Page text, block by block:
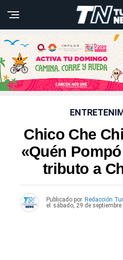
Chico Che
«Quén
tributo a
Publicado por Redacción
el
sábado, 29 de septiembre